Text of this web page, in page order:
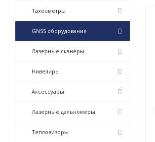
Тахеометры
GNSS оборудование
Лазерные сканеры
Нивелиры
Аксессуары
Лазерные дальномеры
Тепловизоры